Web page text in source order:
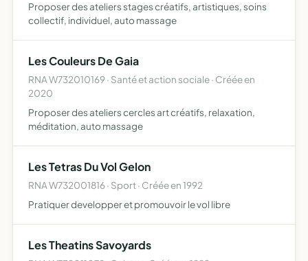
Proposer des ateliers stages créatifs, artistiques, soins
collectif, individuel, auto massage
Les Couleurs De Gaia
RNA W732010169 · Santé et action sociale · Créée en
2020
Proposer des ateliers cercles art créatifs, relaxation,
méditation, auto massage
Les Tetras Du Vol Gelon
RNA W732001816 · Sport · Créée en 1992
Pratiquer developper et promouvoir le vol libre
Les Theatins Savoyards